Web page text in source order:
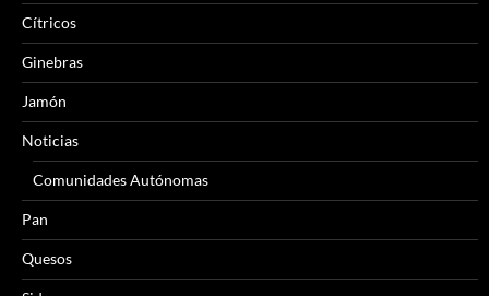
Cítricos
Ginebras
Jamón
Noticias
Comunidades Autónomas
Pan
Quesos